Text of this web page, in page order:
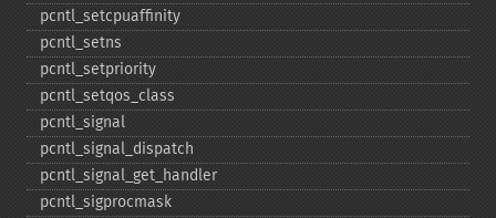
pcntl_​setcpuaffinity
pcntl_​setns
pcntl_​setpriority
pcntl_​setqos_​class
pcntl_​signal
pcntl_​signal_​dispatch
pcntl_​signal_​get_​handler
pcntl_​sigprocmask